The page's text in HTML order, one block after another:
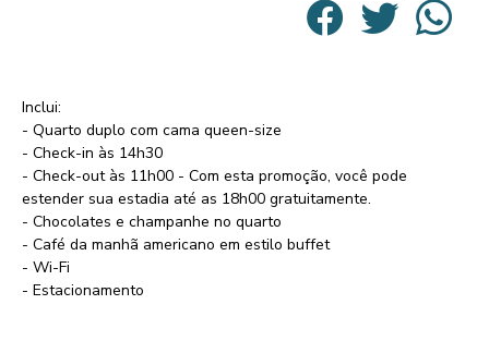
Inclui:
- Quarto duplo com cama queen-size
- Check-in às 14h30
- Check-out às 11h00 - Com esta promoção, você pode
estender sua estadia até as 18h00 gratuitamente.
- Chocolates e champanhe no quarto
- Café da manhã americano em estilo buffet
- Wi-Fi
- Estacionamento